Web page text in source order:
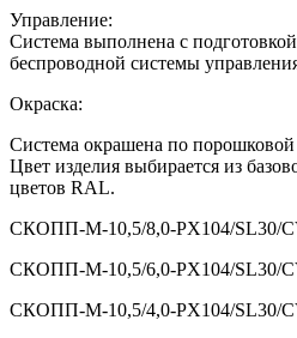
Управление:
Система выполнена с
беспроводной системы
Окраска:
Система окрашена по порошковой
Цвет изделия выбирается из
цветов RAL.
СКОПП-М-10,5/8,0-PX104/SL30/
СКОПП-М-10,5/6,0-PX104/SL30/
СКОПП-М-10,5/4,0-PX104/SL30/